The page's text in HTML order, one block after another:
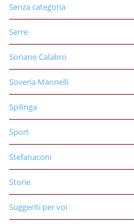
Senza categoria
Serre
Soriano Calabro
Soveria Mannelli
Spilinga
Sport
Stefanaconi
Storie
Suggeriti per voi